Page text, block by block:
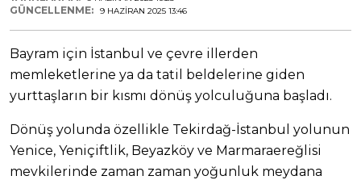
GÜNCELLENME: 9 HAZIRAN 2025 13:46
Bayram için İstanbul ve çevre illerden
memleketlerine ya da tatil beldelerine giden
yurttaşların bir kısmı dönüş yolculuğuna başladı.
Dönüş yolunda özellikle Tekirdağ-İstanbul yolunun
Yenice, Yeniçiftlik, Beyazköy ve Marmaraereğlisi
mevkilerinde zaman zaman yoğunluk meydana